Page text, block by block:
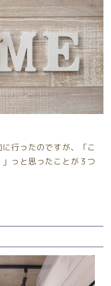
行ったのですが、「こ
っと思ったことが３つ